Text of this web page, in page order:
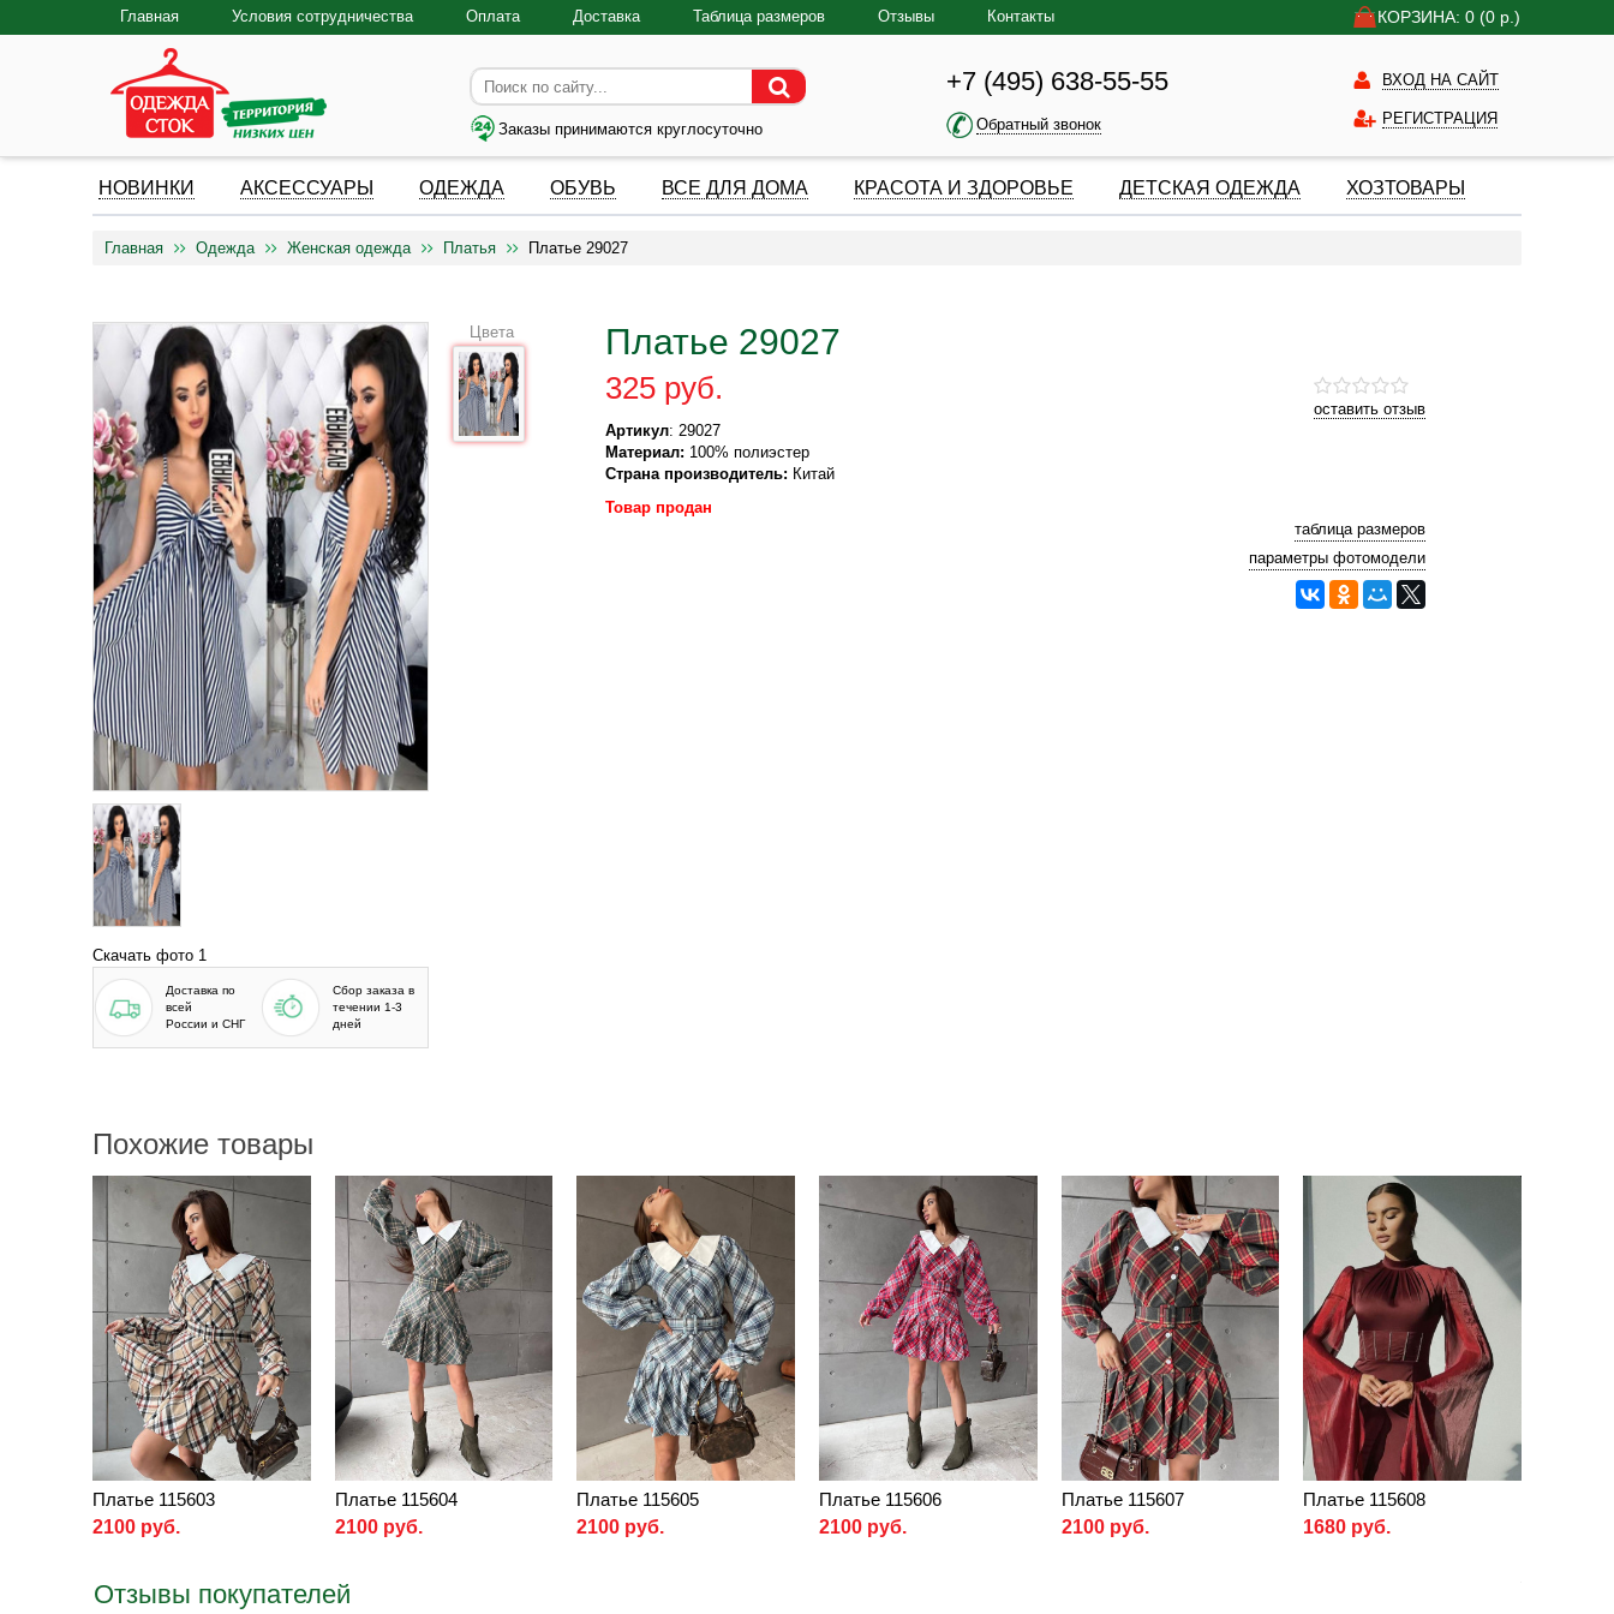
КОРЗИНА: 0 (0 р.)
Главная Условия сотрудничества Оплата Доставка Таблица размеров Отзывы Контакты
Заказы принимаются круглосуточно
+7 (495) 638-55-55
Обратный звонок
ВХОД НА САЙТ
РЕГИСТРАЦИЯ
НОВИНКИ АКСЕССУАРЫ ОДЕЖДА ОБУВЬ ВСЕ ДЛЯ ДОМА КРАСОТА И ЗДОРОВЬЕ ДЕТСКАЯ ОДЕЖДА ХОЗТОВАРЫ
Главная Одежда Женская одежда Платья Платье 29027
Скачать фото 1
Доставка по
всей
России и СНГ
Сбор заказа в
течении 1-3
дней
Платье 29027
оставить отзыв
325 руб.
Артикул: 29027
Материал: 100% полиэстер
Страна производитель: Китай
Цвета
Товар продан
таблица размеров
параметры фотомодели
Похожие товары
Платье 115603
2100 руб.
Платье 115604
2100 руб.
Платье 115605
2100 руб.
Платье 115606
2100 руб.
Платье 115607
2100 руб.
Платье 115608
1680 руб.
Отзывы покупателей